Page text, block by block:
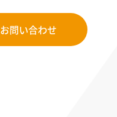
お問い合わせ